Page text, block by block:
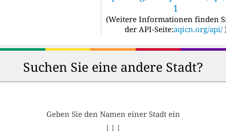
1
(Weitere Informationen finden
der API-Seite:aqicn.org/api/
Suchen Sie eine andere Stadt?
Geben Sie den Namen einer Stadt ein
↓ ↓ ↓